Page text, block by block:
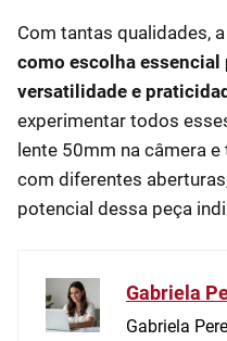
Com tantas qualidades, a
como escolha essencial
versatilidade e
experimentar todos
lente 50mm na câmera
com diferentes
potencial dessa peça
Gabriela
Gabriela